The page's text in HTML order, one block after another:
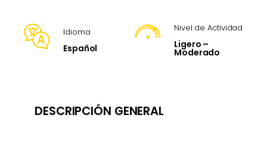
Idioma
Español
Nivel de Actividad
Ligero –
Moderado
DESCRIPCIÓN GENERAL